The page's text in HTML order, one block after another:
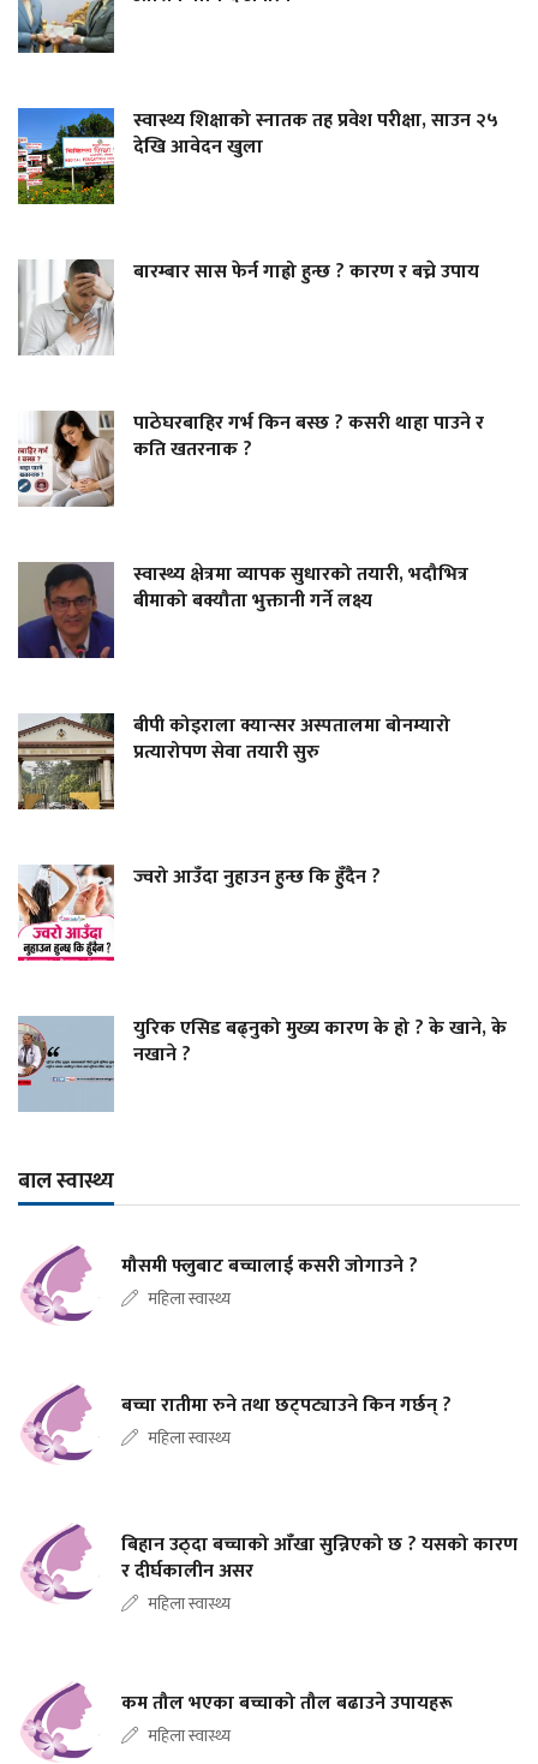
स्वास्थ्य शिक्षाको स्नातक तह प्रवेश परीक्षा, साउन २५
देखि आवेदन खुला
बारम्बार सास फेर्न गाह्रो हुन्छ ? कारण र बच्ने उपाय
पाठेघरबाहिर गर्भ किन बस्छ ? कसरी थाहा पाउने र
कति खतरनाक ?
स्वास्थ्य क्षेत्रमा व्यापक सुधारको तयारी, भदौभित्र
बीमाको बक्यौता भुक्तानी गर्ने लक्ष्य
बीपी कोइराला क्यान्सर अस्पतालमा बोनम्यारो
प्रत्यारोपण सेवा तयारी सुरु
ज्वरो आउँदा नुहाउन हुन्छ कि हुँदैन ?
युरिक एसिड बढ्नुको मुख्य कारण के हो ? के खाने, के
नखाने ?
बाल स्वास्थ्य
मौसमी फ्लुबाट बच्चालाई कसरी जोगाउने ?
महिला स्वास्थ्य
बच्चा रातीमा रुने तथा छट्पट्याउने किन गर्छन् ?
महिला स्वास्थ्य
बिहान उठ्दा बच्चाको आँखा सुन्निएको छ ? यसको कारण
र दीर्घकालीन असर
महिला स्वास्थ्य
कम तौल भएका बच्चाको तौल बढाउने उपायहरू
महिला स्वास्थ्य